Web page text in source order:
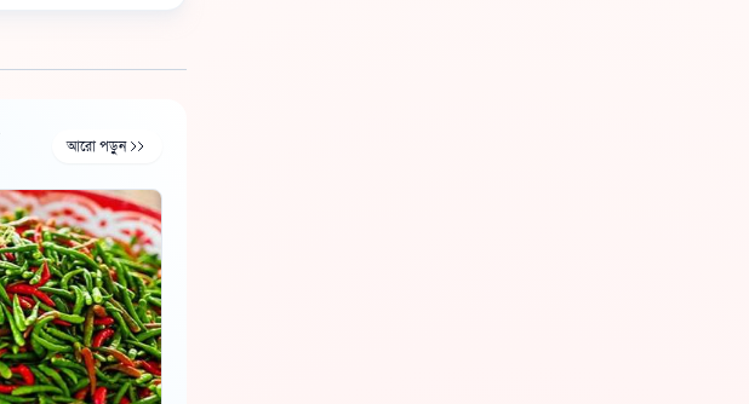
আরো পড়ুন